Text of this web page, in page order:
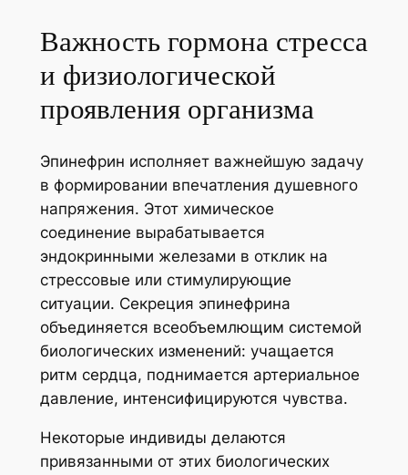
Важность гормона стресса
и физиологической
проявления организма
Эпинефрин исполняет важнейшую задачу
в формировании впечатления душевного
напряжения. Этот химическое
соединение вырабатывается
эндокринными железами в отклик на
стрессовые или стимулирующие
ситуации. Секреция эпинефрина
объединяется всеобъемлющим системой
биологических изменений: учащается
ритм сердца, поднимается артериальное
давление, интенсифицируются чувства.
Некоторые индивиды делаются
привязанными от этих биологических